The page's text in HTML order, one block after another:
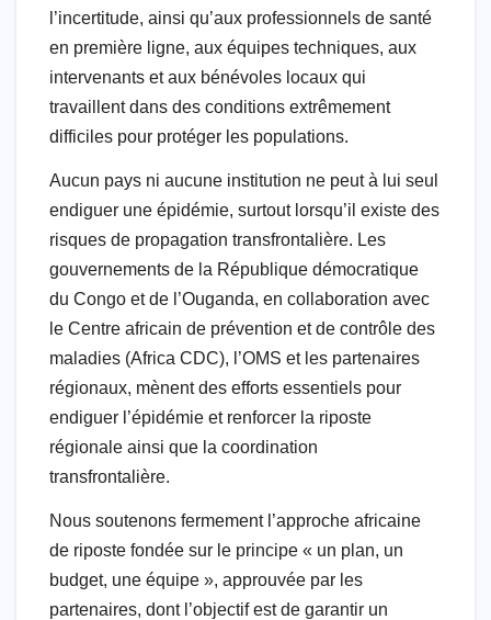
l’incertitude, ainsi qu’aux professionnels de santé
en première ligne, aux équipes techniques, aux
intervenants et aux bénévoles locaux qui
travaillent dans des conditions extrêmement
difficiles pour protéger les populations.
Aucun pays ni aucune institution ne peut à lui seul
endiguer une épidémie, surtout lorsqu’il existe des
risques de propagation transfrontalière. Les
gouvernements de la République démocratique
du Congo et de l’Ouganda, en collaboration avec
le Centre africain de prévention et de contrôle des
maladies (Africa CDC), l’OMS et les partenaires
régionaux, mènent des efforts essentiels pour
endiguer l’épidémie et renforcer la riposte
régionale ainsi que la coordination
transfrontalière.
Nous soutenons fermement l’approche africaine
de riposte fondée sur le principe « un plan, un
budget, une équipe », approuvée par les
partenaires, dont l’objectif est de garantir un